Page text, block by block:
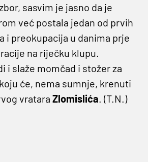
sasvim je jasno da je
već postala jedan od prvih
i preokupacija u danima prje
na riječku klupu.
i slaže momčad i stožer za
će, nema sumnje, krenuti
vratara Zlomislića. (T.N.)